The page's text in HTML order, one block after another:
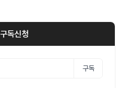
독신청
구독